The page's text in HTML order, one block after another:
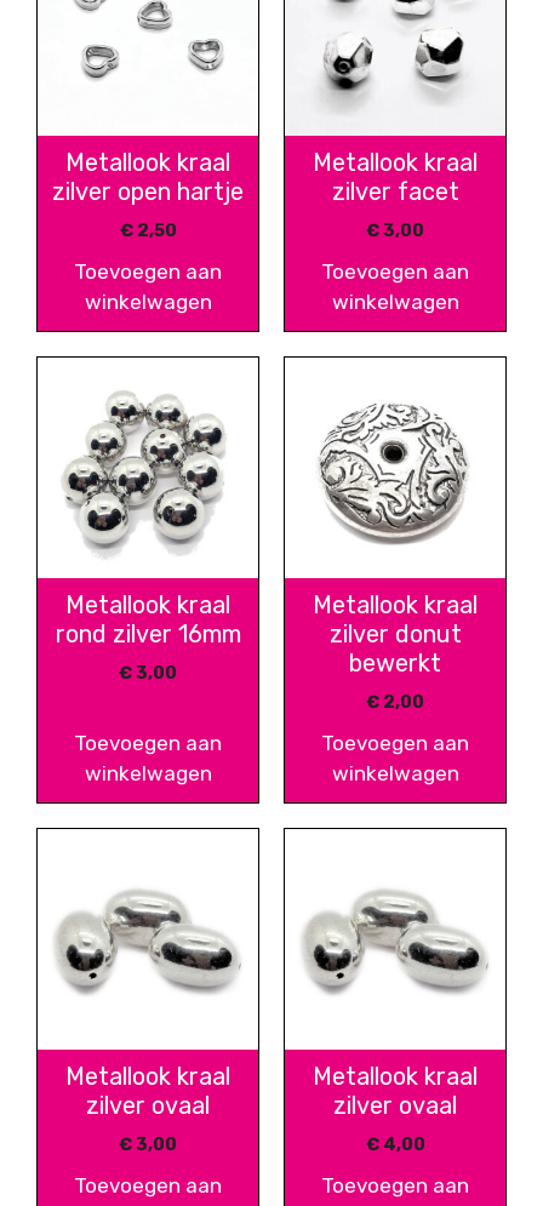
Metallook kraal
zilver open hartje
€2,50
Toevoegen aan
winkelwagen
Metallook kraal
zilver facet
€3,00
Toevoegen aan
winkelwagen
Metallook kraal
rond zilver 16mm
€3,00
Toevoegen aan
winkelwagen
Metallook kraal
zilver donut
bewerkt
€ 2,00
Toevoegen aan
winkelwagen
Metallook kraal
zilver ovaal
€3,00
Toevoegen aan
Metallook kraal
zilver ovaal
€4,00
Toevoegen aan